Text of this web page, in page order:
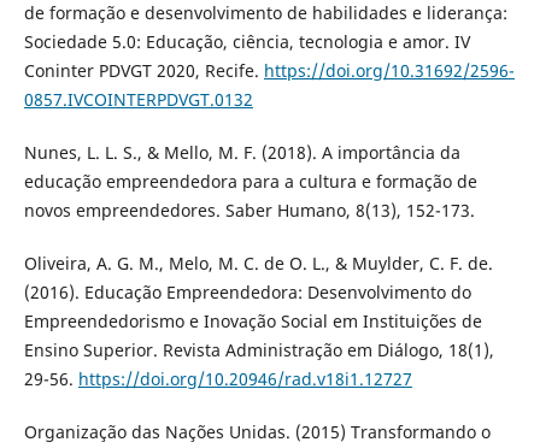
de formação e desenvolvimento de habilidades e liderança:
Sociedade 5.0: Educação, ciência, tecnologia e amor. IV
Coninter PDVGT 2020, Recife. https://doi.org/10.31692/2596-
0857.IVCOINTERPDVGT.0132
Nunes, L. L. S., & Mello, M. F. (2018). A importância da
educação empreendedora para a cultura e formação de
novos empreendedores. Saber Humano, 8(13), 152-173.
Oliveira, A. G. M., Melo, M. C. de O. L., & Muylder, C. F. de.
(2016). Educação Empreendedora: Desenvolvimento do
Empreendedorismo e Inovação Social em Instituições de
Ensino Superior. Revista Administração em Diálogo, 18(1),
29-56. https://doi.org/10.20946/rad.v18i1.12727
Organização das Nações Unidas. (2015) Transformando o